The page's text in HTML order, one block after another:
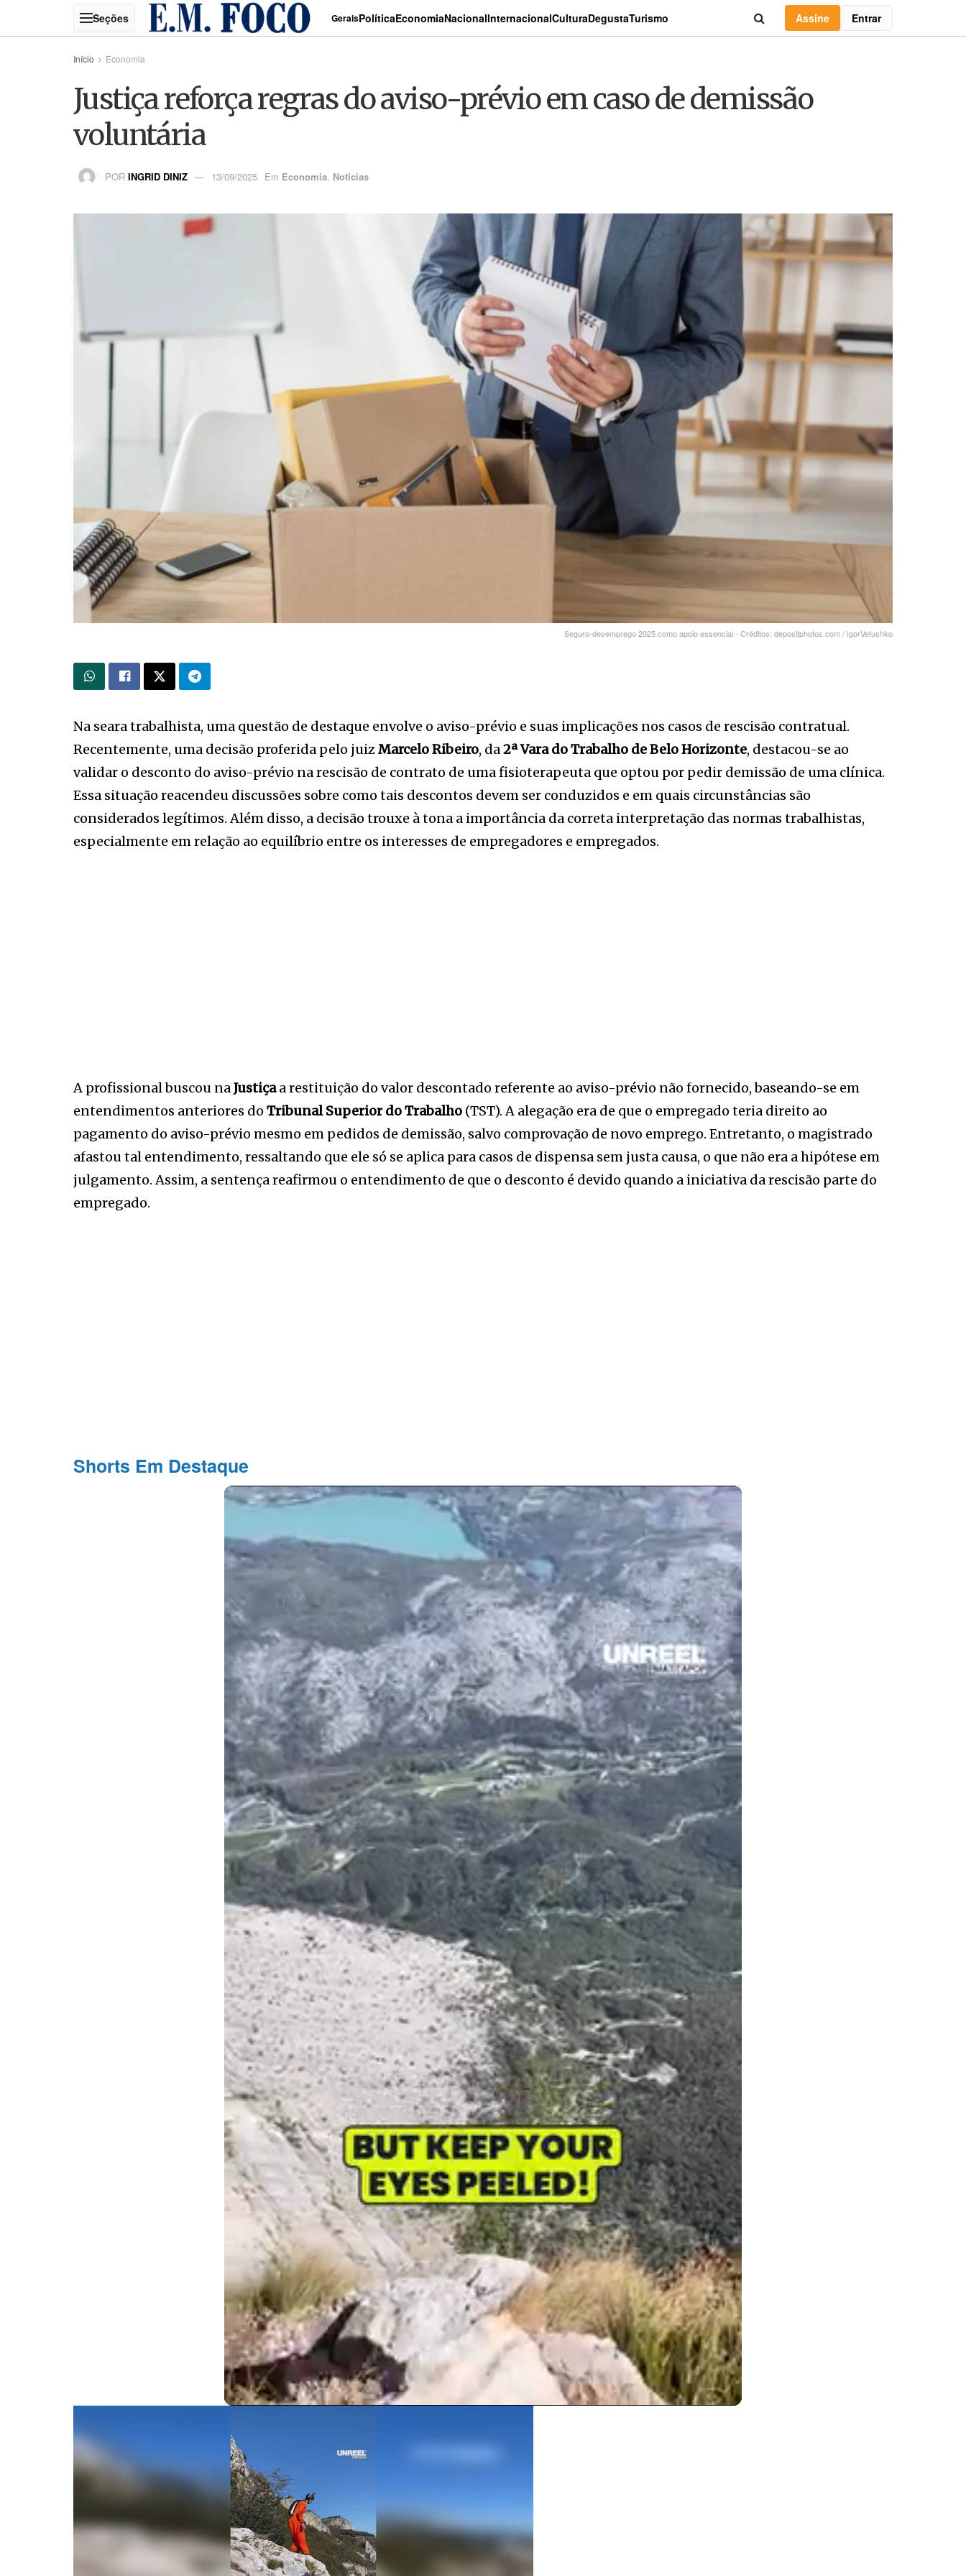
GeraisPolíticaEconomiaNacionalInternacionalCulturaDegustaTurismo Assine Entrar
Início Economia
Justiça reforça regras do aviso-prévio em caso de demissão
voluntária
POR INGRID DINIZ 13/09/2025 Em Economia, Notícias
Seguro-desemprego 2025 como apoio essencial - Créditos: depositphotos.com / IgorVetushko
Na seara trabalhista, uma questão de destaque envolve o aviso-prévio e suas implicações nos casos de rescisão contratual.
Recentemente, uma decisão proferida pelo juizMarcelo Ribeiro, da2ª Vara do Trabalho de Belo Horizonte, destacou-se ao
validar o desconto do aviso-prévio na rescisão de contrato de uma fisioterapeuta que optou por pedir demissão de uma clínica.
Essa situação reacendeu discussões sobre como tais descontos devem ser conduzidos e em quais circunstâncias são
considerados legítimos. Além disso, a decisão trouxe à tona a importância da correta interpretação das normas trabalhistas,
especialmente em relação ao equilíbrio entre os interesses de empregadores e empregados.
A profissional buscou naJustiçaa restituição do valor descontado referente ao aviso-prévio não fornecido, baseando-se em
entendimentos anteriores do Tribunal Superior do Trabalho (TST). A alegação era de que o empregado teria direito ao
pagamento do aviso-prévio mesmo em pedidos de demissão, salvo comprovação de novo emprego. Entretanto, o magistrado
afastou tal entendimento, ressaltando que ele só se aplica para casos de dispensa sem justa causa, o que não era a hipótese em
julgamento. Assim, a sentença reafirmou o entendimento de que o desconto é devido quando a iniciativa da rescisão parte do
empregado.
Shorts Em Destaque